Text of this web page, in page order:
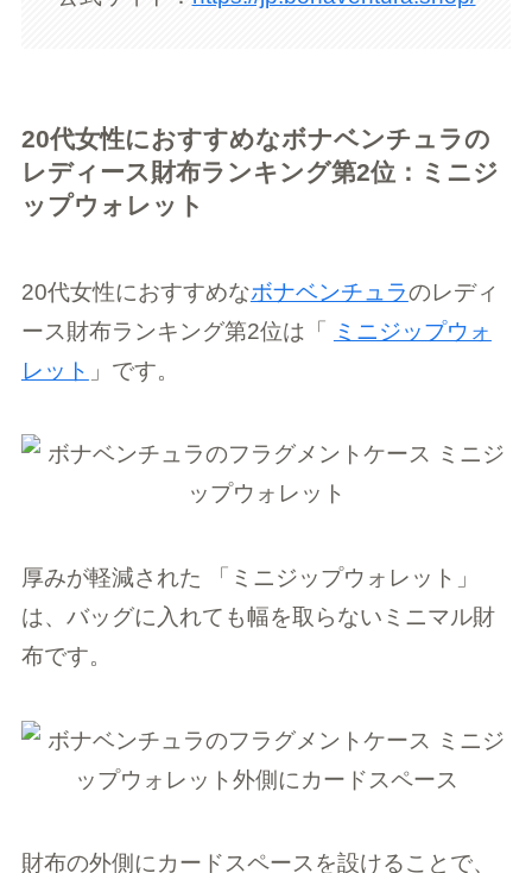
20代女性におすすめなボナベンチュラの
レディース財布ランキング第2位：ミニジ
ップウォレット
20代女性におすすめなボナベンチュラのレディ
ース財布ランキング第2位は「 ミニジップウォ
レット 」です。
厚みが軽減された 「ミニジップウォレット」
は、バッグに入れても幅を取らないミニマル財
布です。
財布の外側にカードスペースを設けることで、